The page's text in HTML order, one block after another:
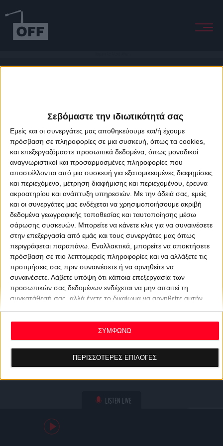
Σεβόμαστε την ιδιωτικότητά σας
Εμείς και οι συνεργάτες μας αποθηκεύουμε και/ή έχουμε
πρόσβαση σε πληροφορίες σε μια συσκευή, όπως τα cookies,
και επεξεργαζόμαστε προσωπικά δεδομένα, όπως μοναδικοί
αναγνωριστικοί και προσαρμοσμένες πληροφορίες που
αποστέλλονται από μια συσκευή για εξατομικευμένες διαφημίσεις
και περιεχόμενο, μέτρηση διαφήμισης και περιεχομένου, έρευνα
ακροατηρίου και ανάπτυξη υπηρεσιών. Με την άδειά σας, εμείς
και οι συνεργάτες μας ενδέχεται να χρησιμοποιήσουμε ακριβή
δεδομένα γεωγραφικής τοποθεσίας και ταυτοποίησης μέσω
σάρωσης συσκευών. Μπορείτε να κάνετε κλικ για να συναινέσετε
στην επεξεργασία από εμάς και τους συνεργάτες μας όπως
περιγράφεται παραπάνω. Εναλλακτικά, μπορείτε να αποκτήσετε
πρόσβαση σε πιο λεπτομερείς πληροφορίες και να αλλάξετε τις
προτιμήσεις σας πριν συναινέσετε ή να αρνηθείτε να
συναινέσετε. Λάβετε υπόψη ότι κάποια επεξεργασία των
προσωπικών σας δεδομένων ενδέχεται να μην απαιτεί τη
συγκατάθεσή σας, αλλά έχετε το δικαίωμα να αρνηθείτε αυτήν
ανακαλέσετε τη συγκατάθεσή σας ανά πάσα στιγμή
επιστρέφοντας σε αυτόν τον ιστότοπο και κάνοντας κλικ στο
κουμπί "Απορρήτου" στο κάτω μέρος της ιστοσελίδας.
ΠΕΡΙΣΣΟΤΕΡΕΣ ΕΠΙΛΟΓΕΣ
ΣΥΜΦΩΝΩ
LISTEN LIVE
About Offradio Business Class Terms & Conditions
Privacy Policy
Designed & developed byporcupine colors&Fotis Alexandrou